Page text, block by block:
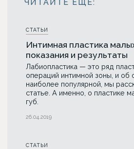
СТАТЬИ
Интимная пластика
показания и результаты
Лабиопластика — это ряд
операций интимной зоны, и об
наиболее популярной, мы
статье. А именно, о пластике
губ.
26.04.2019
СТАТЬИ